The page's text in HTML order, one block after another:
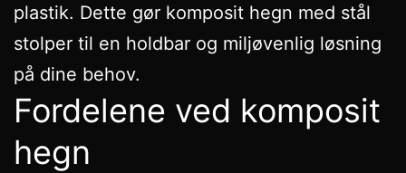
plastik. Dette gør komposit hegn med stål
stolper til en holdbar og miljøvenlig løsning
på dine behov.
Fordelene ved komposit
hegn